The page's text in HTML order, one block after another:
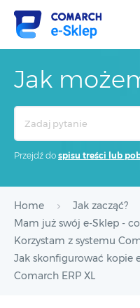
Jak
Przejdź do spisu treści lub
Home
Jak zacząć?
Mam już swój e-Sklep -
Korzystam z systemu
Jak skonfigurować kopie
Comarch ERP XL